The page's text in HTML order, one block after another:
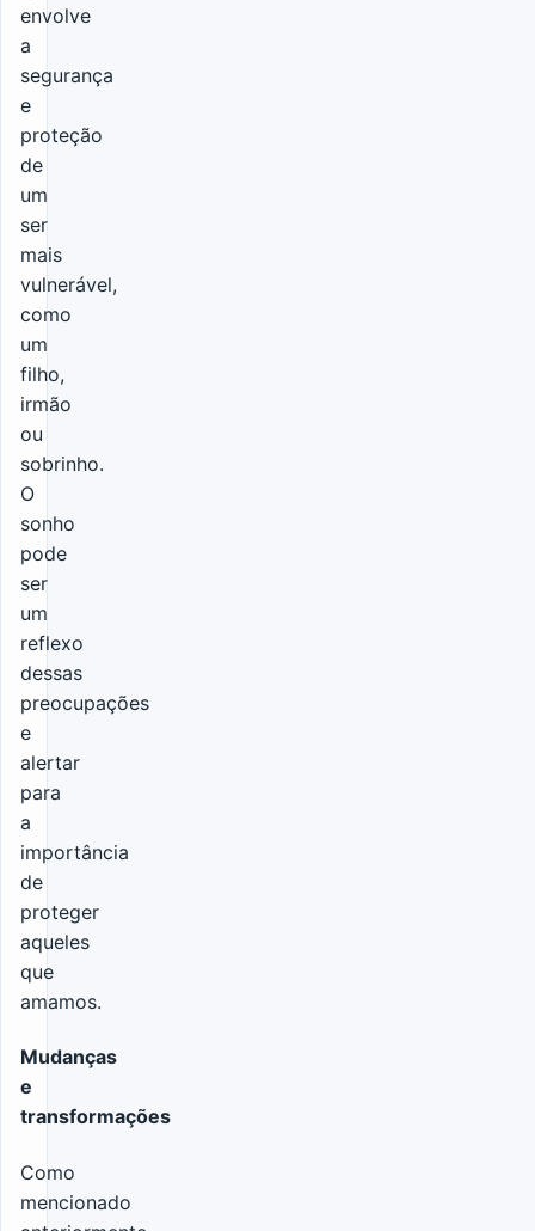
envolve
a
segurança
e
proteção
de
um
ser
mais
vulnerável,
como
um
filho,
irmão
ou
sobrinho.
O
sonho
pode
ser
um
reflexo
dessas
preocupações
e
alertar
para
a
importância
de
proteger
aqueles
que
amamos.
Mudanças
e
transformações
Como
mencionado